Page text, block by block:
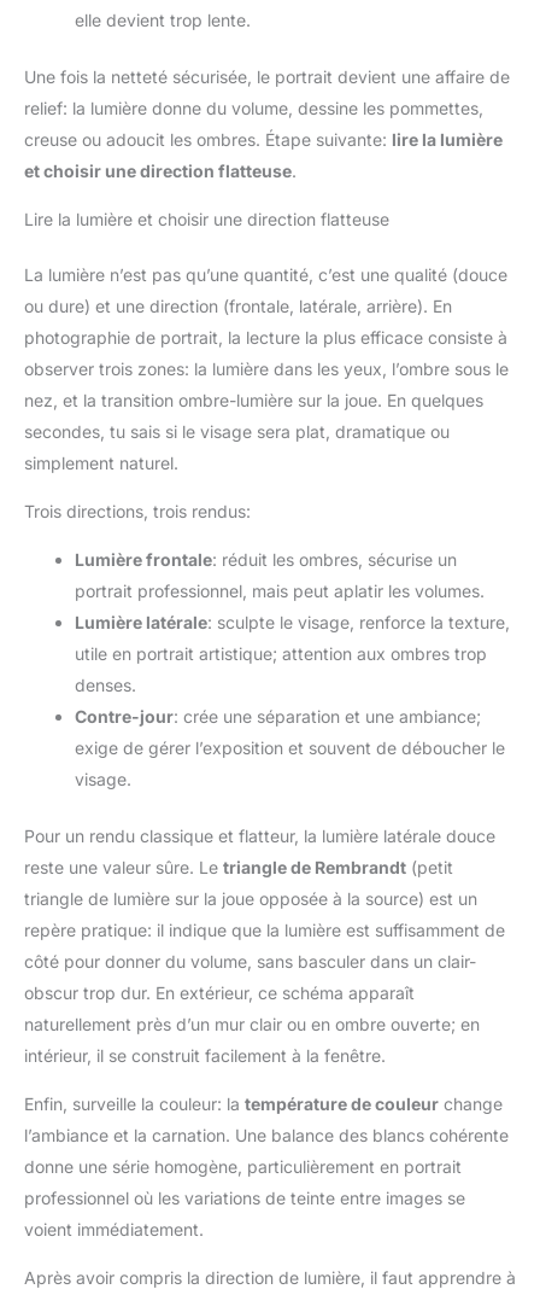
elle devient trop lente.
Une fois la netteté sécurisée, le portrait devient une affaire de
relief: la lumière donne du volume, dessine les pommettes,
creuse ou adoucit les ombres. Étape suivante: lire la lumière
et choisir une direction flatteuse.
Lire la lumière et choisir une direction flatteuse
La lumière n’est pas qu’une quantité, c’est une qualité (douce
ou dure) et une direction (frontale, latérale, arrière). En
photographie de portrait, la lecture la plus efficace consiste à
observer trois zones: la lumière dans les yeux, l’ombre sous le
nez, et la transition ombre-lumière sur la joue. En quelques
secondes, tu sais si le visage sera plat, dramatique ou
simplement naturel.
Trois directions, trois rendus:
Lumière frontale: réduit les ombres, sécurise un
portrait professionnel, mais peut aplatir les volumes.
Lumière latérale: sculpte le visage, renforce la texture,
utile en portrait artistique; attention aux ombres trop
denses.
Contre-jour: crée une séparation et une ambiance;
exige de gérer l’exposition et souvent de déboucher le
visage.
Pour un rendu classique et flatteur, la lumière latérale douce
reste une valeur sûre. Le triangle de Rembrandt (petit
triangle de lumière sur la joue opposée à la source) est un
repère pratique: il indique que la lumière est suffisamment de
côté pour donner du volume, sans basculer dans un clair-
obscur trop dur. En extérieur, ce schéma apparaît
naturellement près d’un mur clair ou en ombre ouverte; en
intérieur, il se construit facilement à la fenêtre.
Enfin, surveille la couleur: la température de couleur change
l’ambiance et la carnation. Une balance des blancs cohérente
donne une série homogène, particulièrement en portrait
professionnel où les variations de teinte entre images se
voient immédiatement.
Après avoir compris la direction de lumière, il faut apprendre à